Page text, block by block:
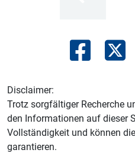
Disclaimer:
Trotz sorgfältiger Recherche
den Informationen auf dieser
Vollständigkeit und können
garantieren.